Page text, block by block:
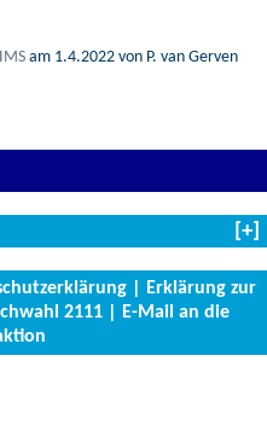
am 1.4.2022von P. van Gerven
Erklärung zur
2111
E-Mail an die